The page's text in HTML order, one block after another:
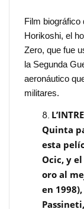
Film biográfico
Horikoshi, el
Zero, que fue
la Segunda
aeronáutico
militares.
Quinta
esta
Ocic, y
oro al
en